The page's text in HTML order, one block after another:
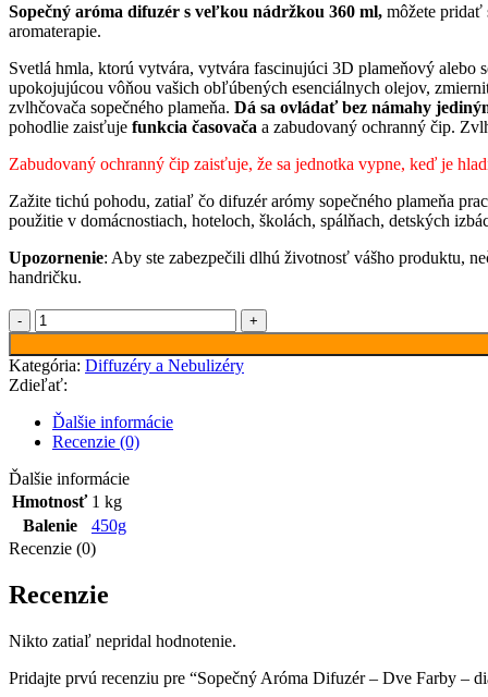
Sopečný aróma difuzér s veľkou nádržkou 360 ml, môžete
aromaterapie.
Svetlá hmla, ktorú vytvára, vytvára fascinujúci 3D plameňový
upokojujúcou vôňou vašich obľúbených esenciálnych olejov,
zvlhčovača sopečného plameňa. Dá sa ovládať bez námahy
pohodlie zaisťuje funkcia časovača a zabudovaný ochranný čip.
Zabudovaný ochranný čip zaisťuje, že sa jednotka vypne, keď je
Zažite tichú pohodu, zatiaľ čo difuzér arómy sopečného plameňa
použitie v domácnostiach, hoteloch, školách, spálňach, detských
Upozornenie: Aby ste zabezpečili dlhú životnosť vášho produktu,
handričku.
množstvo
Sopečný
Aróma
Difuzér
-
Dve
Farby
dialkový
ovládač
Kategória: Diffuzéry a Nebulizéry
Zdieľať:
Ďalšie informácie
Recenzie (0)
Ďalšie informácie
Hmotnosť 1 kg
Balenie
450g
Recenzie (0)
Recenzie
Nikto zatiaľ nepridal hodnotenie.
Pridajte prvú recenziu pre “Sopečný Aróma Difuzér – Dve Farby –